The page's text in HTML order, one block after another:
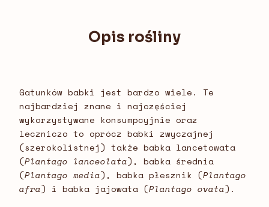
Opis rośliny
Gatunków babki jest bardzo wiele. Te
najbardziej znane i najczęściej
wykorzystywane konsumpcyjnie oraz
leczniczo to oprócz babki zwyczajnej
(szerokolistnej) także babka lancetowata
(Plantago lanceolata), babka średnia
(Plantago media), babka płesznik (Plantago
afra) i babka jajowata (Plantago ovata).